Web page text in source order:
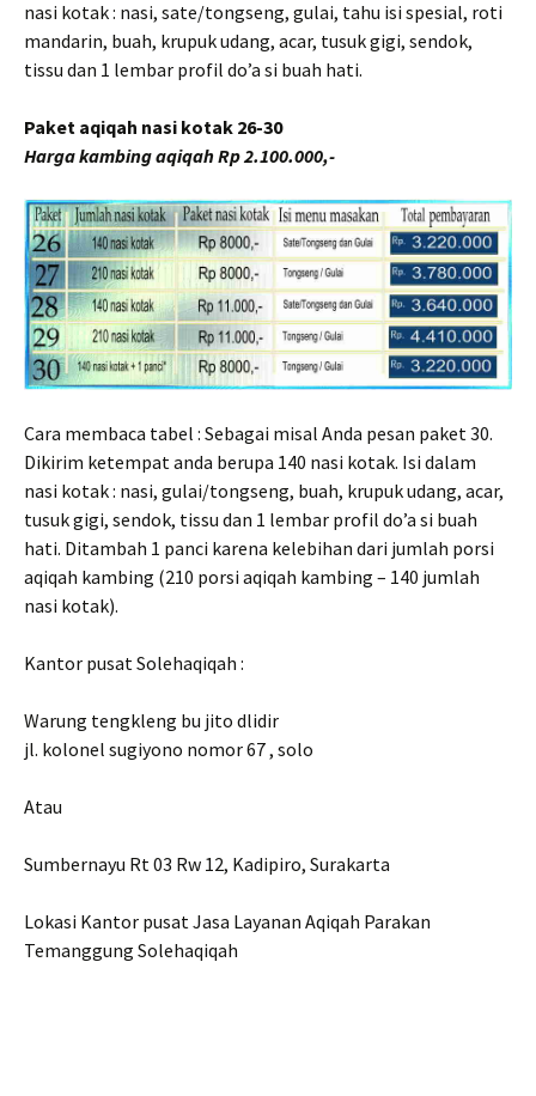
nasi kotak : nasi, sate/tongseng, gulai, tahu isi spesial, roti
mandarin, buah, krupuk udang, acar, tusuk gigi, sendok,
tissu dan 1 lembar profil do’a si buah hati.
Paket aqiqah nasi kotak 26-30
Harga kambing aqiqah Rp 2.100.000,-
Cara membaca tabel : Sebagai misal Anda pesan paket 30.
Dikirim ketempat anda berupa 140 nasi kotak. Isi dalam
nasi kotak : nasi, gulai/tongseng, buah, krupuk udang, acar,
tusuk gigi, sendok, tissu dan 1 lembar profil do’a si buah
hati. Ditambah 1 panci karena kelebihan dari jumlah porsi
aqiqah kambing (210 porsi aqiqah kambing – 140 jumlah
nasi kotak).
Kantor pusat Solehaqiqah :
Warung tengkleng bu jito dlidir
jl. kolonel sugiyono nomor 67 , solo
Atau
Sumbernayu Rt 03 Rw 12, Kadipiro, Surakarta
Lokasi Kantor pusat Jasa Layanan Aqiqah Parakan
Temanggung Solehaqiqah